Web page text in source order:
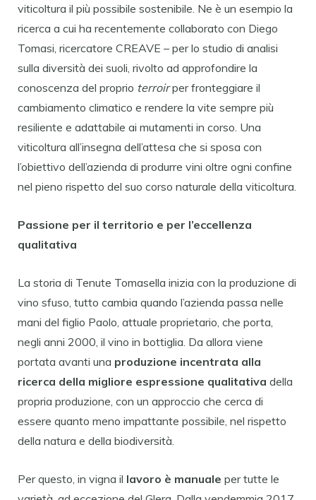
viticoltura il più possibile sostenibile. Ne è un esempio la
ricerca a cui ha recentemente collaborato con Diego
Tomasi, ricercatore CREAVE – per lo studio di analisi
sulla diversità dei suoli, rivolto ad approfondire la
conoscenza del proprio terroirper fronteggiare il
cambiamento climatico e rendere la vite sempre più
resiliente e adattabile ai mutamenti in corso. Una
viticoltura all’insegna dell’attesa che si sposa con
l’obiettivo dell’azienda di produrre vini oltre ogni confine
nel pieno rispetto del suo corso naturale della viticoltura.
Passione per il territorio e per l’eccellenza
qualitativa
La storia di Tenute Tomasella inizia con la produzione di
vino sfuso, tutto cambia quando l’azienda passa nelle
mani del figlio Paolo, attuale proprietario, che porta,
negli anni 2000, il vino in bottiglia. Da allora viene
portata avanti una produzione incentrata alla
ricerca della migliore espressione qualitativa della
propria produzione, con un approccio che cerca di
essere quanto meno impattante possibile, nel rispetto
della natura e della biodiversità.
Per questo, in vigna il lavoro è manuale per tutte le